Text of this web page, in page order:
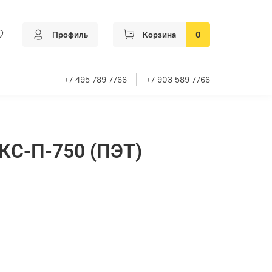
Профиль Корзина 0
+7 495 789 7766 +7 903 589 7766
П-750 (ПЭТ)